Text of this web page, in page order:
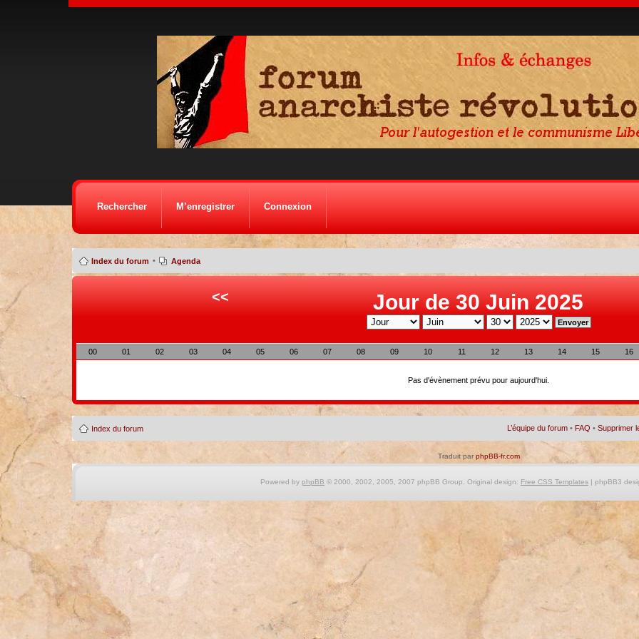
Rechercher M’enregistrer Connexion
Index du forum • Agenda
<< Jour de 30 Juin 2025
00 01 02 03 04 05 06 07 08 09 10 11 12 13 14 15 16
Pas d'évènement prévu pour aujourd'hui.
Index du forum L’équipe du forum • FAQ •Supprimer
Traduit parphpBB-fr.com
Powered by phpBB © 2000, 2002, 2005, 2007 phpBB Group. Original design: Free CSS Templates| phpBB3